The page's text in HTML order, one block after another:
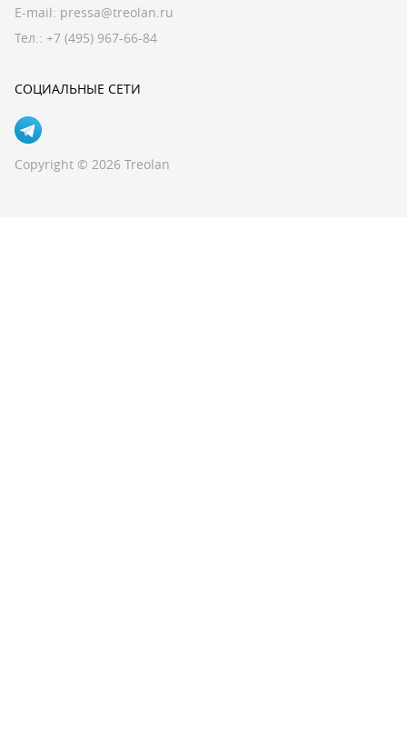
E-mail: pressa@treolan.ru
Тел.: +7 (495) 967-66-84
СОЦИАЛЬНЫЕ СЕТИ
Copyright © 2026 Treolan